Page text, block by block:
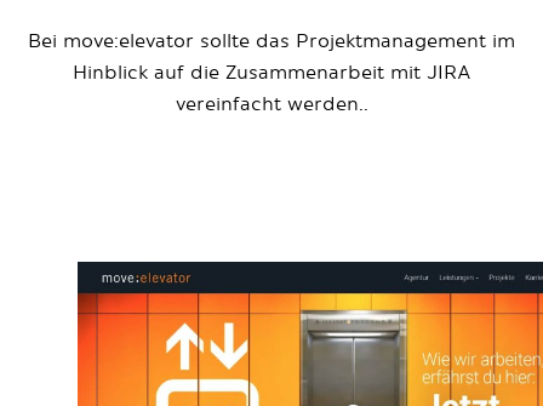
Bei move:elevator sollte das Projektmanagement im
Hinblick auf die Zusammenarbeit mit JIRA
vereinfacht werden..